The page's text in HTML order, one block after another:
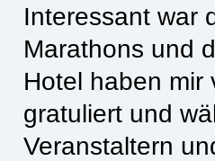
Interessant war
Marathons und
Hotel haben mir
gratuliert und
Veranstaltern